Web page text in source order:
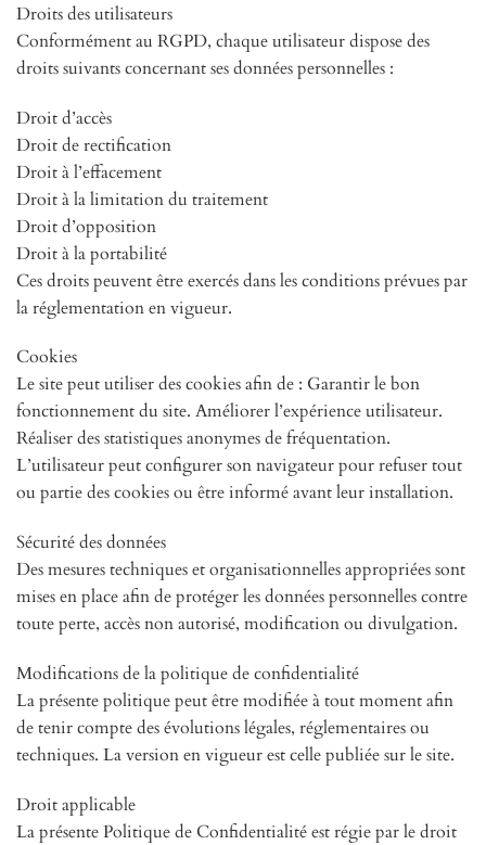
Droits des utilisateurs
Conformément au RGPD, chaque utilisateur dispose des
droits suivants concernant ses données personnelles :
Droit d’accès
Droit de rectification
Droit à l’effacement
Droit à la limitation du traitement
Droit d’opposition
Droit à la portabilité
Ces droits peuvent être exercés dans les conditions prévues par
la réglementation en vigueur.
Cookies
Le site peut utiliser des cookies afin de : Garantir le bon
fonctionnement du site. Améliorer l’expérience utilisateur.
Réaliser des statistiques anonymes de fréquentation.
L’utilisateur peut configurer son navigateur pour refuser tout
ou partie des cookies ou être informé avant leur installation.
Sécurité des données
Des mesures techniques et organisationnelles appropriées sont
mises en place afin de protéger les données personnelles contre
toute perte, accès non autorisé, modification ou divulgation.
Modifications de la politique de confidentialité
La présente politique peut être modifiée à tout moment afin
de tenir compte des évolutions légales, réglementaires ou
techniques. La version en vigueur est celle publiée sur le site.
Droit applicable
La présente Politique de Confidentialité est régie par le droit